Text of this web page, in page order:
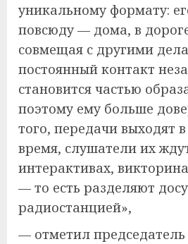
уникальному формату:
повсюду — дома, в
совмещая с другими
постоянный контакт
становится частью
поэтому ему больше
того, передачи выходят
время, слушатели их
интерактивах,
— то есть разделяют
радиостанцией»,
— отметил председатель